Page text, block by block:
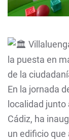
la puesta en
de la
En la jornada
localidad
Cádiz, ha
un edificio